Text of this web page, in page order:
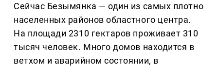
Сейчас Безымянка — один из самых плотно
населенных районов областного центра.
На площади 2310 гектаров проживает 310
тысяч человек. Много домов находится в
ветхом и аварийном состоянии, в